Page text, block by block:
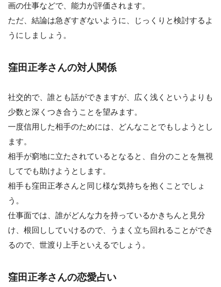
画の仕事などで、能力が評価されます。
ただ、結論は急ぎすぎないように、じっくりと検討するよ
うにしましょう。
窪田正孝さんの対人関係
社交的で、誰とも話ができますが、広く浅くというよりも
少数と深くつき合うことを望みます。
一度信用した相手のためには、どんなことでもしようとし
ます。
相手が窮地に立たされているとなると、自分のことを無視
してでも助けようとします。
相手も窪田正孝さんと同じ様な気持ちを抱くことでしょ
う。
仕事面では、誰がどんな力を持っているかきちんと見分
け、根回ししていけるので、うまく立ち回れることができ
るので、世渡り上手といえるでしょう。
窪田正孝さんの恋愛占い